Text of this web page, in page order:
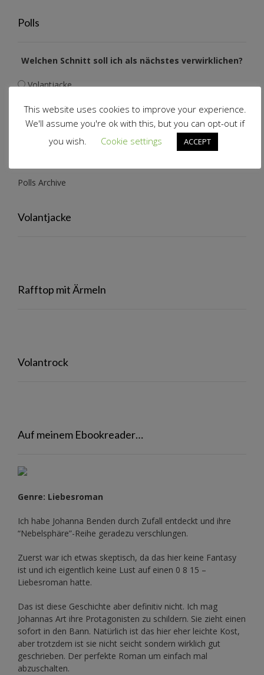
Polls
Welchen Schnitt soll ich als nächstes verwirklichen?
Volantjacke
Volantrock
Polls Archive
Volantjacke
Rafftop mit Ärmeln
Volantrock
Auf meinem Ebookreader…
Genre: Liebesroman
Ich habe Johanna Benden durch Zufall entdeckt und ihre
“Nebelsphäre”-Reihe geradezu verschlungen.
Zuerst war ich etwas skeptisch, da das hier keine Fantasy
ist und ich eigentlich keine Lust auf einen 0 8 15 –
Liebesroman hatte.
Das ist diese Geschichte aber definitiv nicht. Ich mag
Johannas Art ihre Protagonisten zu schildern. Sie zieht einen
sofort in den Bann. Natürlich ist das hier eher leichte Kost,
aber trotzdem ist sie nicht seicht sondern wirklich gut
geschrieben. Der perfekte Roman um einfach mal
abzuschalten.
This website uses cookies to improve your experience.
We'll assume you're ok with this, but you can opt-out if
you wish.
Cookie settings ACCEPT